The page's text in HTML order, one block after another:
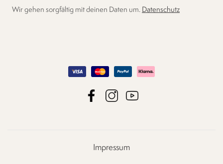
Wir gehen sorgfältig mit deinen Daten um. Datenschutz
Impressum